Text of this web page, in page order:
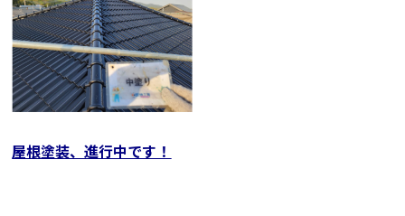
屋根塗装、進行中です！